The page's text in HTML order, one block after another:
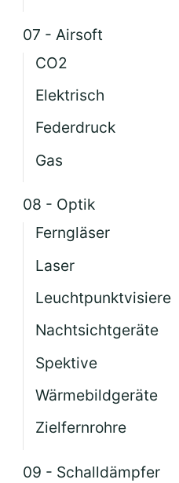
07 - Airsoft
CO2
Elektrisch
Federdruck
Gas
08 - Optik
Ferngläser
Laser
Leuchtpunktvisiere
Nachtsichtgeräte
Spektive
Wärmebildgeräte
Zielfernrohre
09 - Schalldämpfer